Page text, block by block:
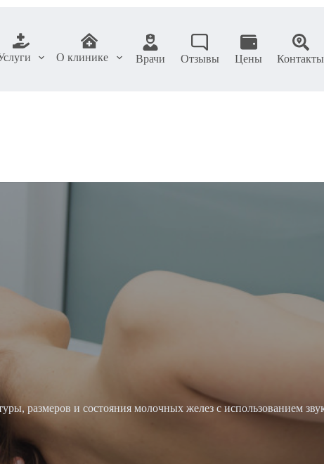
О клинике Врачи Отзывы Цены Контакты
размеров и состояния молочных желез с использованием